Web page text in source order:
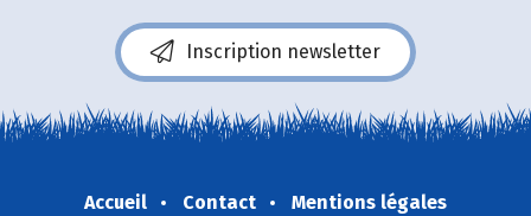
Inscription newsletter
Accueil Contact
Mentions légales